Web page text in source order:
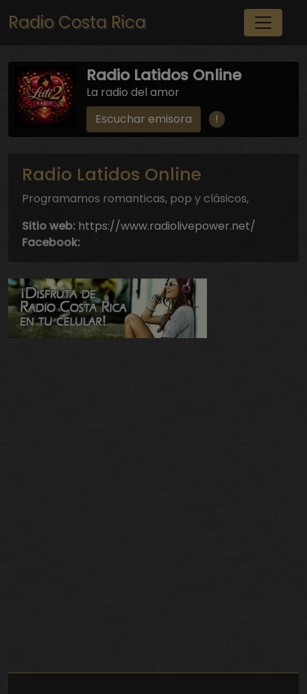
Pasar al contenido principal
Radio Costa Rica
Radio Latidos Online
La radio del amor
Escuchar emisora
!
Radio Latidos Online
Programamos romanticas, pop y clásicos,
Sitio web: https://www.radiolivepower.net/
Facebook: